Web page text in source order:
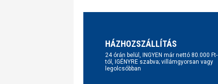
HÁZHOZSZÁLLÍTÁS
24 órán belül, INGYEN már nettó 80.000 Ft-
tól, IGÉNYRE szabva; villámgyorsan vagy
legolcsóbban